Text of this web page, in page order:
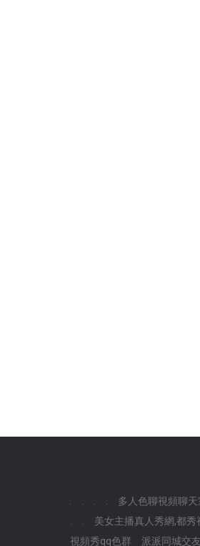
多人色聊視頻聊天
美女主播真人秀網,都秀
視頻秀qq色群
派派同城交